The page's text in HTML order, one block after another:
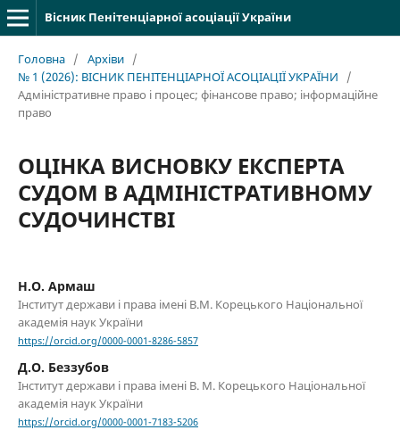
Вісник Пенітенціарної асоціації України
Головна / Архіви /
№ 1 (2026): ВІСНИК ПЕНІТЕНЦІАРНОЇ АСОЦІАЦІЇ УКРАЇНИ
/
Адміністративне право і процес; фінансове право; інформаційне
право
ОЦІНКА ВИСНОВКУ ЕКСПЕРТА
СУДОМ В АДМІНІСТРАТИВНОМУ
СУДОЧИНСТВІ
Н.О. Армаш
Інститут держави і права імені В.М. Корецького Національної
академія наук України
https://orcid.org/0000-0001-8286-5857
Д.О. Беззубов
Інститут держави і права імені В. М. Корецького Національної
академія наук України
https://orcid.org/0000-0001-7183-5206